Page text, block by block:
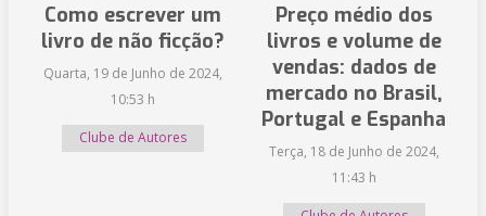
Como escrever um
livro de não ficção?
Quarta, 19 de Junho de 2024,
10:53 h
Clube de Autores
Preço médio dos
livros e volume de
vendas: dados de
mercado no Brasil,
Portugal e Espanha
Terça, 18 de Junho de 2024,
11:43 h